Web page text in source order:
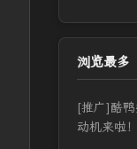
浏览最多
[推广]酷
动机来啦！